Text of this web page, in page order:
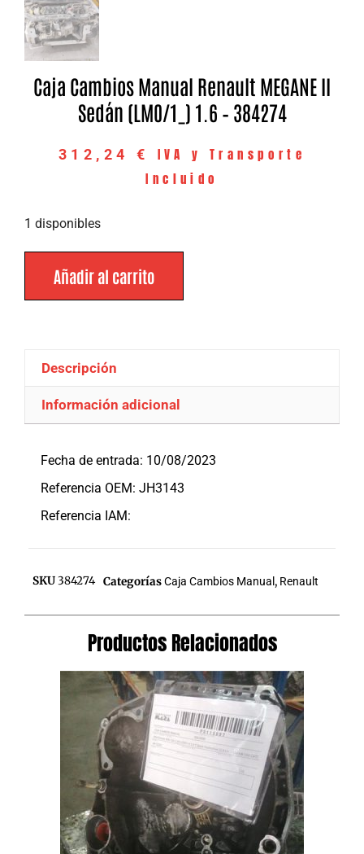
Caja Cambios Manual Renault MEGANE II
Sedán (LM0/1_) 1.6 – 384274
312,24 €
IVA y Transporte
Incluido
1 disponibles
Añadir al carrito
Descripción
Información adicional
Fecha de entrada: 10/08/2023
Referencia OEM: JH3143
Referencia IAM:
SKU384274 CategoríasCaja Cambios Manual , Renault
Productos Relacionados